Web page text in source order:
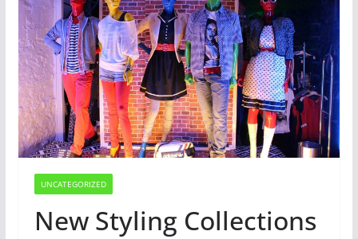
UNCATEGORIZED
New Styling Collections